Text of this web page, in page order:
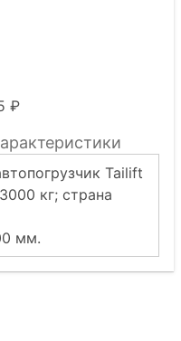
₽
Tailift
кг; страна
мм.